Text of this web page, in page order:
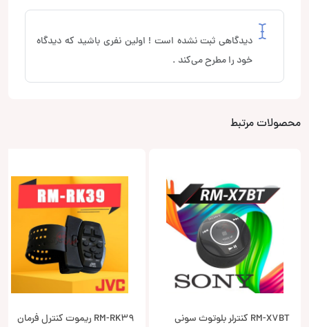
دیدگاهی ثبت نشده است ! اولین نفری باشید که دیدگاه
خود را مطرح می‌کند .
محصولات مرتبط
RM-X7BT کنترلر بلوتوث سونی
RM-RK39 ریموت کنترل فرمان